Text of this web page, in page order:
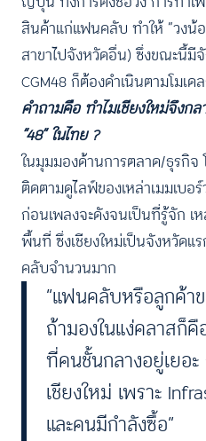
สินค้าแก่แฟนคลับ ทำให้ “วงน้
สาขาไปจังหวัดอื่น) ซึ่งขณะนี้มี
CGM48 ก็ต้องดำเนินตามโมเ
คำถามคือ ทำไมเชียงใหม่จึงก
“48” ในไทย ?
ในมุมมองด้านการตลาด/ธุรกิ
ติดตามดูไลฟ์ของเหล่าเมมเบอ
ก่อนเพลงจะดังจนเป็นที่รู้จัก เ
พื้นที่ ซึ่งเชียงใหม่เป็นจังหวัดแ
คลับจำนวนมาก
“แฟนคลับหรือลูกค้า
ถ้ามองในแง่คลาสก็
ที่คนชั้นกลางอยู่เยอ
เชียงใหม่ เพราะ
และคนมีกำลังซื้อ”